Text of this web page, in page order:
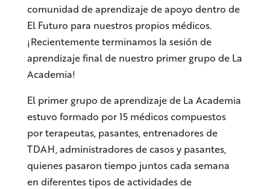
comunidad de aprendizaje de apoyo dentro de
El Futuro para nuestros propios médicos.
¡Recientemente terminamos la sesión de
aprendizaje final de nuestro primer grupo de La
Academia!
El primer grupo de aprendizaje de La Academia
estuvo formado por 15 médicos compuestos
por terapeutas, pasantes, entrenadores de
TDAH, administradores de casos y pasantes,
quienes pasaron tiempo juntos cada semana
en diferentes tipos de actividades de